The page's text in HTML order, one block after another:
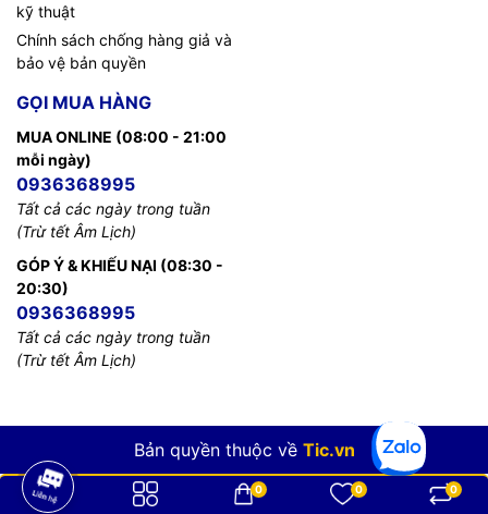
kỹ thuật
Chính sách chống hàng giả và
bảo vệ bản quyền
GỌI MUA HÀNG
MUA ONLINE (08:00 - 21:00
mỗi ngày)
0936368995
Tất cả các ngày trong tuần
(Trừ tết Âm Lịch)
GÓP Ý & KHIẾU NẠI (08:30 -
20:30)
0936368995
Tất cả các ngày trong tuần
(Trừ tết Âm Lịch)
Bản quyền thuộc về Tic.vn
0 0 0